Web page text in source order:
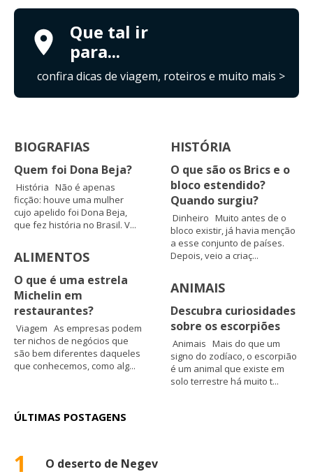
Que tal ir
para...
confira dicas de viagem, roteiros e muito mais >
BIOGRAFIAS
Quem foi Dona Beja?
História Não é apenas
ficção: houve uma mulher
cujo apelido foi Dona Beja,
que fez história no Brasil. V...
ALIMENTOS
O que é uma estrela
Michelin em
restaurantes?
Viagem As empresas podem
ter nichos de negócios que
são bem diferentes daqueles
que conhecemos, como alg...
HISTÓRIA
O que são os Brics e o
bloco estendido?
Quando surgiu?
Dinheiro Muito antes de o
bloco existir, já havia menção
a esse conjunto de países.
Depois, veio a criaç...
ANIMAIS
Descubra curiosidades
sobre os escorpiões
Animais Mais do que um
signo do zodíaco, o escorpião
é um animal que existe em
solo terrestre há muito t...
ÚLTIMAS POSTAGENS
1 O deserto de Negev